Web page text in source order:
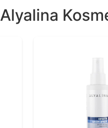
Alyalina